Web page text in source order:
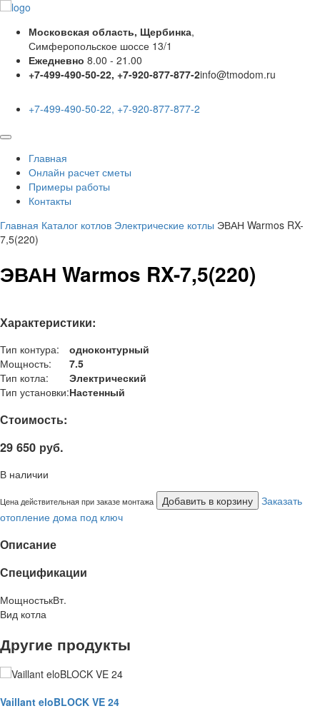
Московская область, Щербинка,
Симферопольское шоссе 13/1
Ежедневно 8.00 - 21.00
+7-499-490-50-22, +7-920-877-877-2info@tmodom.ru
+7-499-490-50-22, +7-920-877-877-2
Главная
Онлайн расчет сметы
Примеры работы
Контакты
Главная Каталог котлов Электрические котлы ЭВАН Warmos RX-
7,5(220)
ЭВАН Warmos RX-7,5(220)
Характеристики:
Тип контура:
одноконтурный
Мощность:
7.5
Тип котла:
Электрический
Тип установки:Настенный
Стоимость:
29 650 руб.
В наличии
Цена действительная при заказе монтажа Добавить в корзину Заказать
отопление дома под ключ
Описание
Спецификации
МощностькВт.
Вид котла
Другие продукты
Vaillant eloBLOCK VE 24